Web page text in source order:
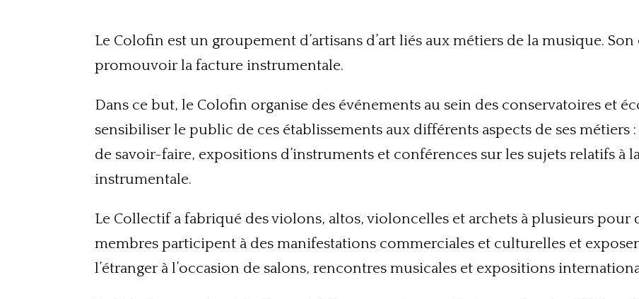
Le Colofin est un groupement d’artisans d’art liés aux métiers de la musique.
promouvoir la facture instrumentale.
Dans ce but, le Colofin organise des événements au sein des conservatoires et
sensibiliser le public de ces établissements aux différents aspects de ses métiers
de savoir-faire, expositions d’instruments et conférences sur les sujets relatifs à
instrumentale.
Le Collectif a fabriqué des violons, altos, violoncelles et archets à plusieurs pour
membres participent à des manifestations commerciales et culturelles et
l’étranger à l’occasion de salons, rencontres musicales et expositions